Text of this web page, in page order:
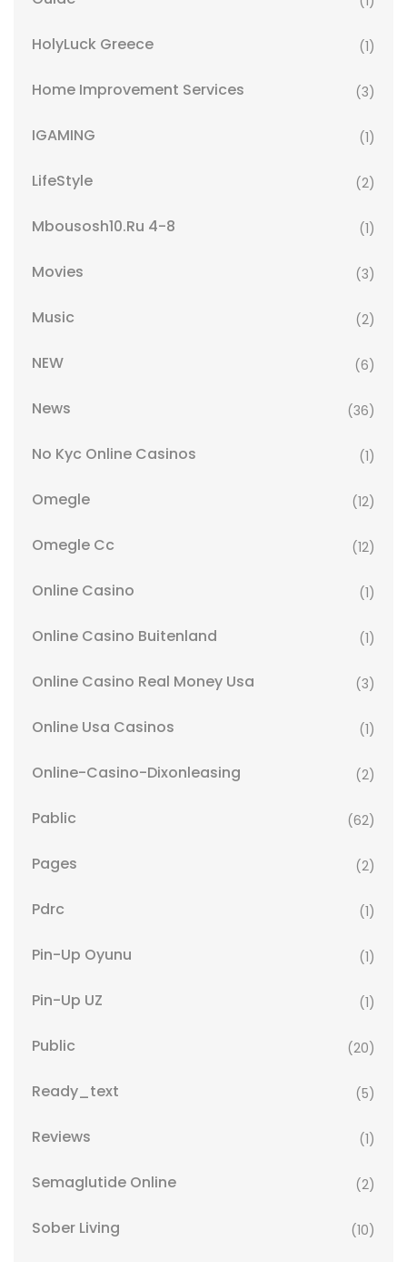
HolyLuck Greece (1)
Home Improvement Services (3)
IGAMING (1)
LifeStyle (2)
Mbousosh10.ru 4-8 (1)
Movies (3)
Music (2)
NEW (6)
News (36)
No Kyc Online Casinos (1)
Omegle (12)
Omegle Cc (12)
Online Casino (1)
Online Casino Buitenland (1)
Online Casino Real Money Usa (3)
Online Usa Casinos (1)
Online-Casino-Dixonleasing (2)
Pablic (62)
Pages (2)
Pdrc (1)
Pin-Up Oyunu (1)
Pin-Up UZ (1)
Public (20)
Ready_text (5)
Reviews (1)
Semaglutide Online (2)
Sober Living (10)